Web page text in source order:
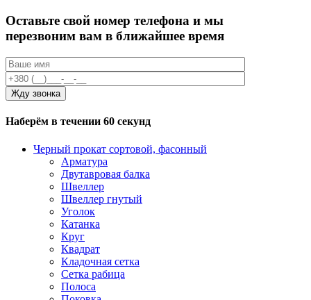
Оставьте свой номер телефона и мы
перезвоним вам в ближайшее время
Наберём в течении 60 секунд
Черный прокат сортовой, фасонный
Арматура
Двутавровая балка
Швеллер
Швеллер гнутый
Уголок
Катанка
Круг
Квадрат
Кладочная сетка
Сетка рабица
Полоса